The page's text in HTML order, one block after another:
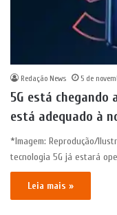
Redação News 5 de
5G está chegando
está adequado à
*Imagem: Reprodução/
tecnologia 5G já estará
Leia mais »